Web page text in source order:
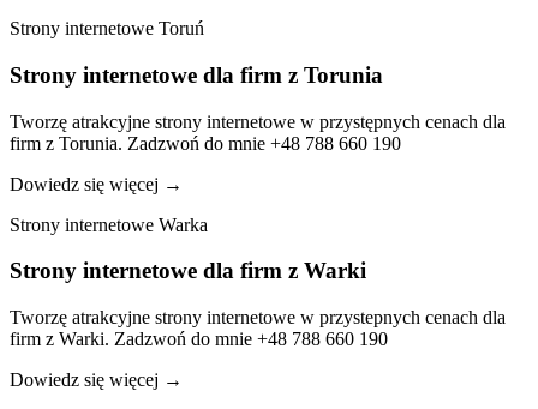
Strony internetowe Toruń
Strony internetowe dla firm z Torunia
Tworzę atrakcyjne strony internetowe w przystępnych cenach dla
firm z Torunia. Zadzwoń do mnie +48 788 660 190
Dowiedz się więcej →
Strony internetowe Warka
Strony internetowe dla firm z Warki
Tworzę atrakcyjne strony internetowe w przystepnych cenach dla
firm z Warki. Zadzwoń do mnie +48 788 660 190
Dowiedz się więcej →